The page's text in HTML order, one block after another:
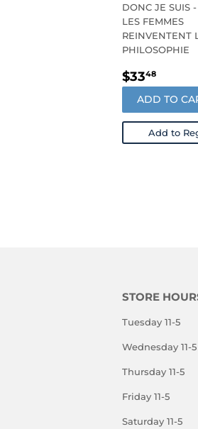
DONC JE SUIS
LES FEMMES
REINVENTENT
PHILOSOPHIE
REGULAR
PRICE
$3348
ADD TO
Add to
STORE
Tuesday 11-5
Wednesday 11-5
Thursday 11-5
Friday 11-5
Saturday 11-5